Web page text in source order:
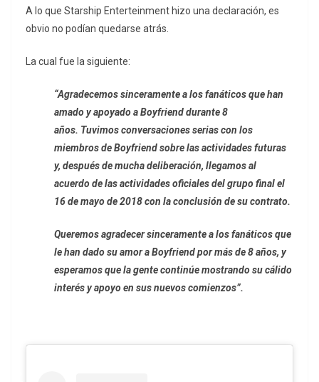
A lo que Starship Enterteinment hizo una declaración, es
obvio no podían quedarse atrás.
La cual fue la siguiente:
“Agradecemos sinceramente a los fanáticos que han
amado y apoyado a Boyfriend durante 8
años. Tuvimos conversaciones serias con los
miembros de Boyfriend sobre las actividades futuras
y, después de mucha deliberación, llegamos al
acuerdo de las actividades oficiales del grupo final el
16 de mayo de 2018 con la conclusión de su contrato.
Queremos agradecer sinceramente a los fanáticos que
le han dado su amor a Boyfriend por más de 8 años, y
esperamos que la gente continúe mostrando su cálido
interés y apoyo en sus nuevos comienzos”.